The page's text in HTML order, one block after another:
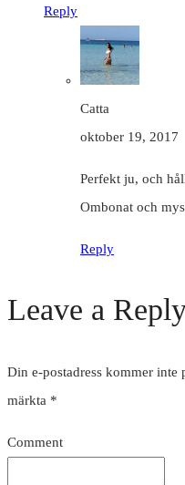
Reply
Catta
oktober 19, 2017
Perfekt ju, och
Ombonat och
Reply
Leave a
Din e-postadress kommer inte
märkta *
Comment